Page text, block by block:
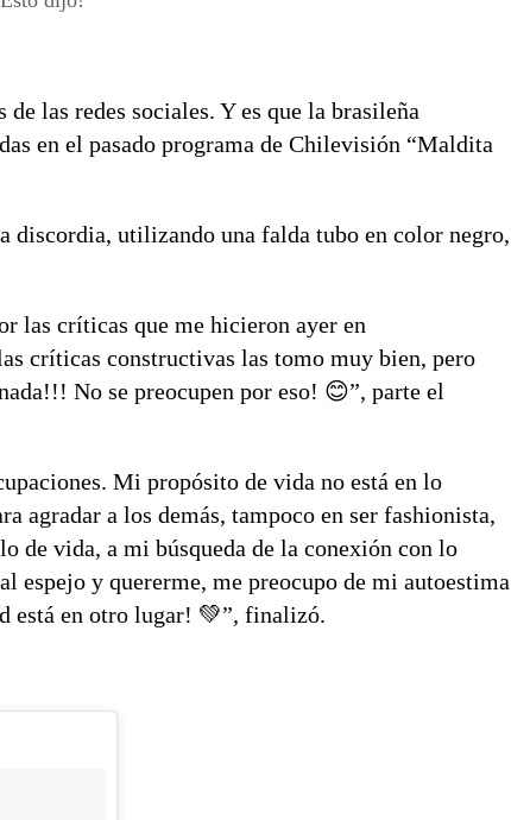
las redes sociales. Y es que la brasileña
en el pasado programa de Chilevisión “Maldita
discordia, utilizando una falda tubo en color negro,
las críticas que me hicieron ayer en
críticas constructivas las tomo muy bien, pero
No se preocupen por eso! 😊”, parte el
Mi propósito de vida no está en lo
agradar a los demás, tampoco en ser fashionista,
de vida, a mi búsqueda de la conexión con lo
espejo y quererme, me preocupo de mi autoestima
está en otro lugar! 💚”, finalizó.